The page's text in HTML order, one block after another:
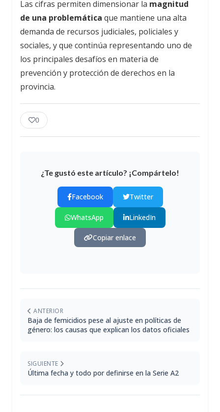
Las cifras permiten dimensionar la magnitud
de una problemática que mantiene una alta
demanda de recursos judiciales, policiales y
sociales, y que continúa representando uno de
los principales desafíos en materia de
prevención y protección de derechos en la
provincia.
0
¿Te gustó este artículo? ¡Compártelo!
Facebook Twitter
WhatsApp LinkedIn
Copiar enlace
ANTERIOR
Baja de femicidios pese al ajuste en políticas de
género: los causas que explican los datos oficiales
SIGUIENTE
Última fecha y todo por definirse en la Serie A2